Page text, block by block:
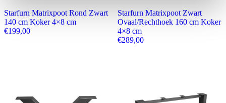
Starfurn Matrixpoot Rond Zwart
140 cm Koker 4×8 cm
€199,00
Starfurn Matrixpoot Zwart
Ovaal/Rechthoek 160 cm Koker
4×8 cm
€289,00